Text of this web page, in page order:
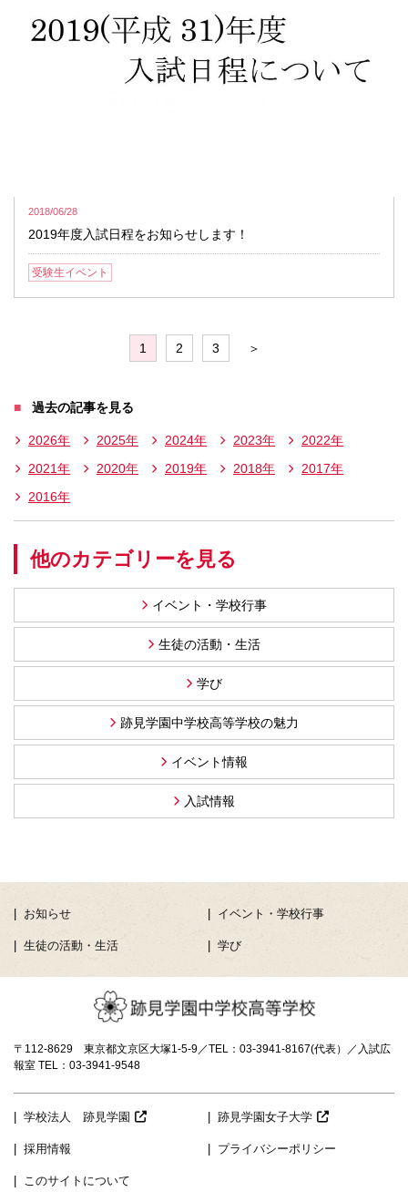
2018/06/28
2019年度入試日程をお知らせします！
受験生イベント
1 2 3 ＞
過去の記事を見る
2026年 2025年 2024年 2023年
2022年
2021年
2020年 2019年 2018年
2017年
2016年
他のカテゴリーを見る
イベント・学校行事
生徒の活動・生活
学び
跡見学園中学校高等学校の魅力
イベント情報
入試情報
お知らせ イベント・学校行事
生徒の活動・生活 学び
〒112-8629 東京都文京区大塚1-5-9／TEL：03-3941-8167(代表）／入試広
報室 TEL：03-3941-9548
学校法人 跡見学園 跡見学園女子大学
採用情報 プライバシーポリシー
このサイトについて